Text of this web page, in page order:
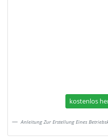
kostenlos
Anleitung Zur Erstellung Eines